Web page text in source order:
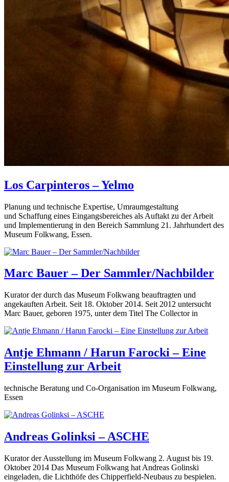
Los Carpinteros – Yelmo
Planung und technische Expertise, Umraumgestaltung
und Schaffung eines Eingangsbereiches als Auftakt zu der Arbeit
und Implementierung in den Bereich Sammlung 21. Jahrhundert des
Museum Folkwang, Essen.
Marc Bauer – Der Sammler/Nachbilder
Kurator der durch das Museum Folkwang beauftragten und
angekauften Arbeit. Seit 18. Oktober 2014. Seit 2012 untersucht
Marc Bauer, geboren 1975, unter dem Titel The Collector in
Antje Ehmann / Harun Farocki – Eine
Einstellung zur Arbeit
technische Beratung und Co-Organisation im Museum Folkwang,
Essen
Andreas Golinksi – ASCHE
Kurator der Ausstellung im Museum Folkwang 2. August bis 19.
Oktober 2014 Das Museum Folkwang hat Andreas Golinski
eingeladen, die Lichthöfe des Chipperfield-Neubaus zu bespielen.